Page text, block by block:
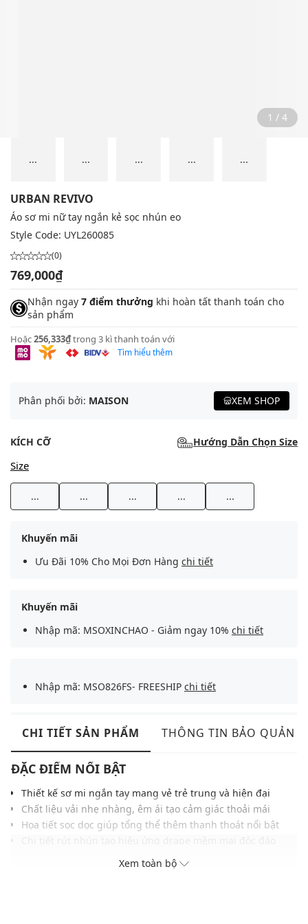
2 / 4
... ... ... ... ...
URBAN REVIVO
Áo sơ mi nữ tay ngắn kẻ sọc nhún eo
Style Code: UYL260085
(0)
769,000₫
Nhận ngay 7 điểm thưởng khi hoàn tất thanh toán cho
sản phẩm
Hoặc256,333₫trong 3 kì thanh toán với
Tìm hiểu thêm
Phân phối bởi: MAISON XEM SHOP
KÍCH CỠ Hướng Dẫn Chọn Size
Size
... ... ... ... ...
Khuyến mãi
Ưu Đãi 10% Cho Mọi Đơn Hàng chi tiết
Khuyến mãi
Nhập mã: MSOXINCHAO - Giảm ngay 10% chi tiết
Nhập mã: MSO826FS- FREESHIP chi tiết
CHI TIẾT SẢN PHẨM THÔNG TIN BẢO QUẢN
ĐẶC ĐIỂM NỔI BẬT
Thiết kế sơ mi ngắn tay mang vẻ trẻ trung và hiện đại
Chất liệu vải nhẹ nhàng, êm ái tạo cảm giác thoải mái
Họa tiết sọc dọc giúp tổng thể thêm thanh thoát nổi bật
Cổ Peter Pan bo viền mang nét nữ tính và duyên dáng
Gam màu tươi sáng tạo điểm nhấn ngọt ngào trẻ trung
Xem toàn bộ